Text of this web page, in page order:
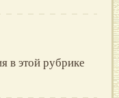
в этoй рубрике